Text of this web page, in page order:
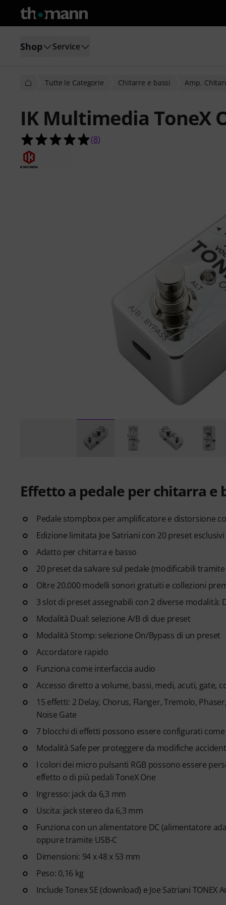
Shop Service
Tutte le Categorie Chitarre e bassi Amp.
IK Multimedia ToneX
4.9 su 5 stelle su 8 valutazioni dei
(8)
Effetto a pedale per chitarra e
Pedale stompbox per amplificatore e distorsione
Edizione limitata Joe Satriani con 20 preset esclusivi
Adatto per chitarra e basso
20 preset da salvare sul pedale (modificabili
Oltre 20.000 modelli sonori gratuiti e collezioni
3 slot di preset assegnabili con 2 diverse modalità:
Modalità Dual: selezione A/B di due preset
Modalità Stomp: selezione On/Bypass di un preset
Accordatore rapido
Funziona come interfaccia audio
Accesso diretto a volume, bassi, medi, acuti, gate,
15 effetti: 2 Delay, Chorus, Flanger, Tremolo,
Noise Gate
7 blocchi di effetti possono essere configurati
Modalità Safe per proteggere da modifiche
I colori dei micro pulsanti RGB possono essere
effetto o di più pedali ToneX One
Ingresso: jack da 6,3 mm
Uscita: jack stereo da 6,3 mm
Funziona con un alimentatore DC (alimentatore
oppure tramite USB-C
Dimensioni: 94 x 48 x 53 mm
Peso: 0,16 kg
Include Tonex SE (download) e Joe Satriani TONEX